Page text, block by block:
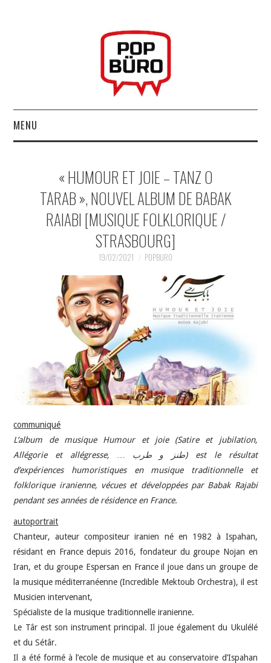
MENU
MUSIQUESACTUELLES.NET
GABBA GABBA HEY !
INDÉPENDANTS
« HUMOUR ET JOIE – TANZ O
TARAB », NOUVEL ALBUM DE BABAK
RAIABI [MUSIQUE FOLKLORIQUE /
STRASBOURG]
19/02/2021 POPBURO
communiqué
L’album de musique Humour et joie (Satire et jubilation,
Allégorie et allégresse, … طنز و طرب) est le résultat
d’expériences humoristiques en musique traditionnelle et
folklorique iranienne, vécues et développées par Babak Rajabi
pendant ses années de résidence en France.
autoportrait
Chanteur, auteur compositeur iranien né en 1982 à Ispahan,
résidant en France depuis 2016, fondateur du groupe Nojan en
Iran, et du groupe Espersan en France il joue dans un groupe de
la musique méditerranéenne (Incredible Mektoub Orchestra), il est
Musicien intervenant,
Spécialiste de la musique traditionnelle iranienne.
Le Târ est son instrument principal. Il joue également du Ukulélé
et du Sétâr.
Il a été formé à l’ecole de musique et au conservatoire d’Ispahan